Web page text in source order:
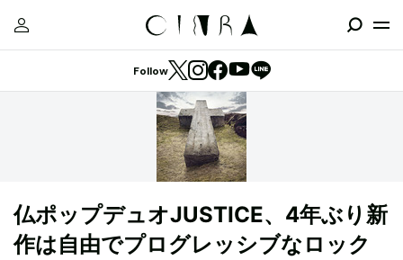
Follow
仏ポップデュオJUSTICE、4年ぶり新
作は自由でプログレッシブなロック